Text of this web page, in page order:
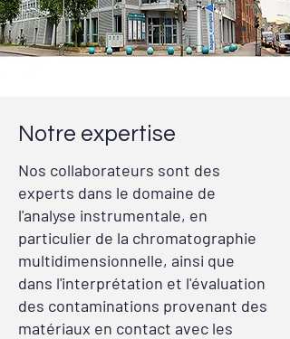
Notre expertise
Nos collaborateurs sont des
experts dans le domaine de
l'analyse instrumentale, en
particulier de la chromatographie
multidimensionnelle, ainsi que
dans l'interprétation et l'évaluation
des contaminations provenant des
matériaux en contact avec les